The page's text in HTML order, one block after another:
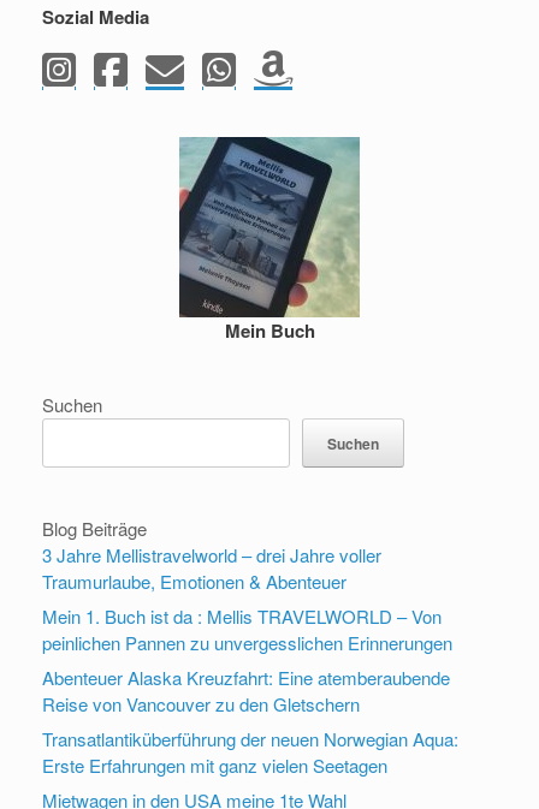
Sozial Media
Mein Buch
Suchen
Suchen
Blog Beiträge
3 Jahre Mellistravelworld – drei Jahre voller
Traumurlaube, Emotionen & Abenteuer
Mein 1. Buch ist da : Mellis TRAVELWORLD – Von
peinlichen Pannen zu unvergesslichen Erinnerungen
Abenteuer Alaska Kreuzfahrt: Eine atemberaubende
Reise von Vancouver zu den Gletschern
Transatlantiküberführung der neuen Norwegian Aqua:
Erste Erfahrungen mit ganz vielen Seetagen
Mietwagen in den USA meine 1te Wahl